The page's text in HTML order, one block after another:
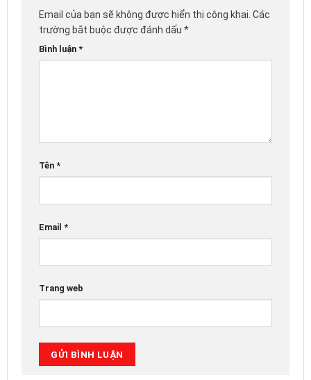
Email của bạn sẽ không được hiển thị công khai. Các
trường bắt buộc được đánh dấu *
Bình luận *
Tên *
Email *
Trang web